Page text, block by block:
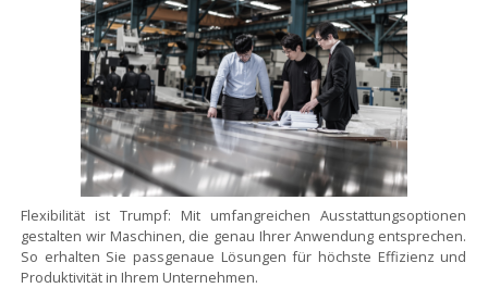
Flexibilität ist Trumpf: Mit umfangreichen Ausstattungsoptionen
gestalten wir Maschinen, die genau Ihrer Anwendung entsprechen.
So erhalten Sie passgenaue Lösungen für höchste Effizienz und
Produktivität in Ihrem Unternehmen.